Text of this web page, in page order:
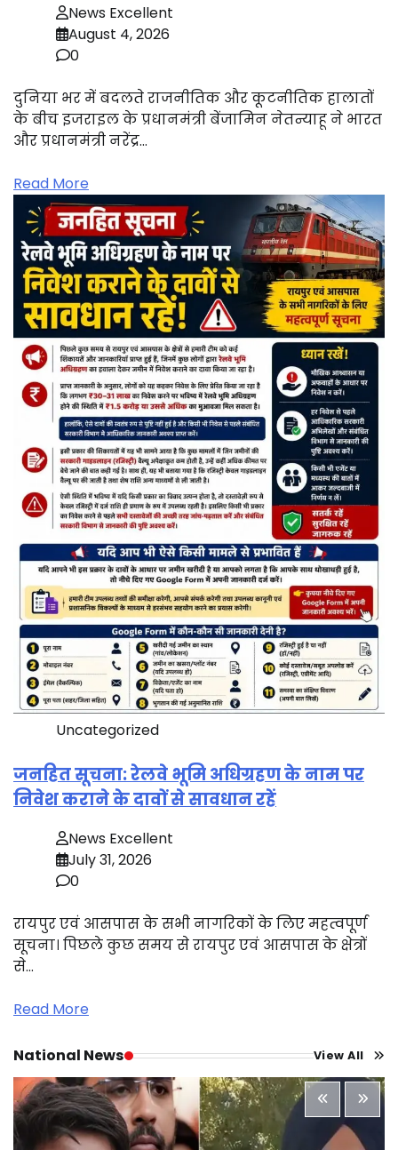
News Excellent
August 4, 2026
0
दुनिया भर में बदलते राजनीतिक और कूटनीतिक हालातों
के बीच इजराइल के प्रधानमंत्री बेंजामिन नेतन्याहू ने भारत
और प्रधानमंत्री नरेंद्र…
Read More
Uncategorized
जनहित सूचना: रेलवे भूमि अधिग्रहण के नाम पर
निवेश कराने के दावों से सावधान रहें
News Excellent
July 31, 2026
0
रायपुर एवं आसपास के सभी नागरिकों के लिए महत्वपूर्ण
सूचना। पिछले कुछ समय से रायपुर एवं आसपास के क्षेत्रों
से…
Read More
National News View All